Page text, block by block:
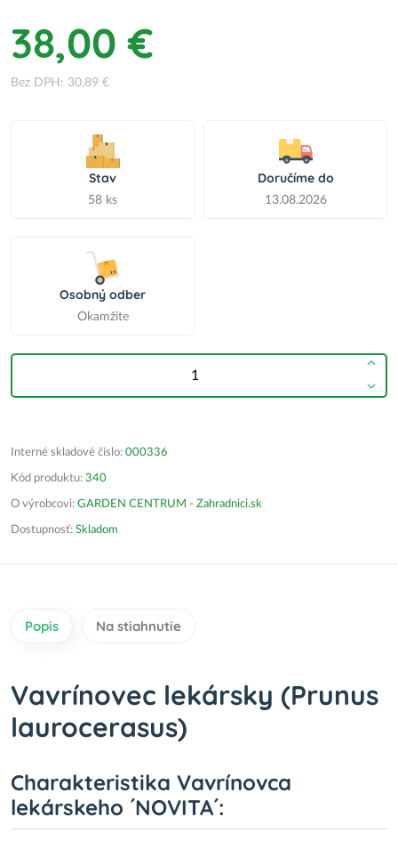
38,00 €
Bez DPH: 30,89 €
Stav
58 ks
Doručíme do
13.08.2026
Osobný odber
Okamžite
Interné skladové číslo: 000336
Kód produktu: 340
O výrobcovi: GARDEN CENTRUM - Zahradnici.sk
Dostupnosť: Skladom
Popis Na stiahnutie
Vavrínovec lekársky (Prunus
laurocerasus)
Charakteristika Vavrínovca
lekárskeho ´NOVITA´: